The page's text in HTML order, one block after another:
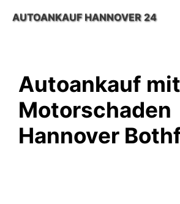
InhaltAUTOANKAUF HANNOVER 24
Autoankauf mit
Motorschaden
Hannover